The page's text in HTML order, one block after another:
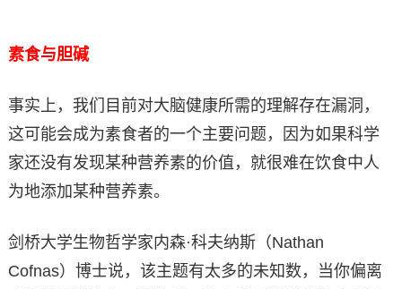
素食与胆碱
事实上，我们目前对大脑健康所需的理解存在漏洞，
这可能会成为素食者的一个主要问题，因为如果科学
家还没有发现某种营养素的价值，就很难在饮食中人
为地添加某种营养素。
剑桥大学生物哲学家内森·科夫纳斯（Nathan
Cofnas）博士说，该主题有太多的未知数，当你偏离